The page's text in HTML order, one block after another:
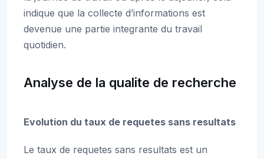
indique que la collecte d’informations est
devenue une partie integrante du travail
quotidien.
Analyse de la qualite de recherche
Evolution du taux de requetes sans resultats
Le taux de requetes sans resultats est un